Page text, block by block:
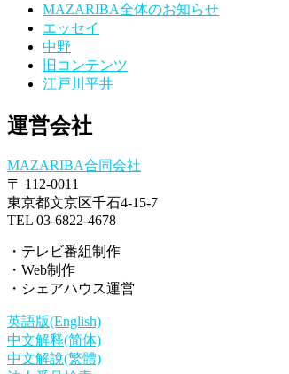
MAZARIBA全体のお知らせ
エッセイ
中野
旧コンテンツ
江戸川平井
運営会社
MAZARIBA合同会社
〒 112-0011
東京都文京区千石4-15-7
TEL 03-6822-4678
・テレビ番組制作
・Web制作
・シェアハウス運営
英語版(English)
中文解释(简体)
中文解說(繁體)